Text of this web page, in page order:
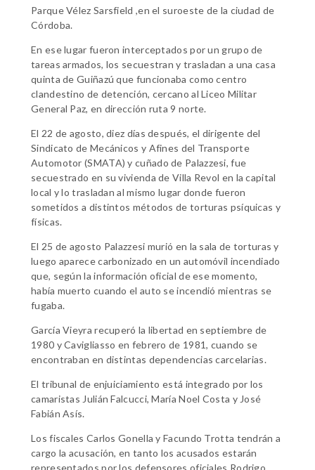
Parque Vélez Sarsfield ,en el suroeste de la ciudad de
Córdoba.
En ese lugar fueron interceptados por un grupo de
tareas armados, los secuestran y trasladan a una casa
quinta de Guiñazú que funcionaba como centro
clandestino de detención, cercano al Liceo Militar
General Paz, en dirección ruta 9 norte.
El 22 de agosto, diez días después, el dirigente del
Sindicato de Mecánicos y Afines del Transporte
Automotor (SMATA) y cuñado de Palazzesi, fue
secuestrado en su vivienda de Villa Revol en la capital
local y lo trasladan al mismo lugar donde fueron
sometidos a distintos métodos de torturas psíquicas y
físicas.
El 25 de agosto Palazzesi murió en la sala de torturas y
luego aparece carbonizado en un automóvil incendiado
que, según la información oficial de ese momento,
había muerto cuando el auto se incendió mientras se
fugaba.
García Vieyra recuperó la libertad en septiembre de
1980 y Cavigliasso en febrero de 1981, cuando se
encontraban en distintas dependencias carcelarias.
El tribunal de enjuiciamiento está integrado por los
camaristas Julián Falcucci, María Noel Costa y José
Fabián Asís.
Los fiscales Carlos Gonella y Facundo Trotta tendrán a
cargo la acusación, en tanto los acusados estarán
representados por los defensores oficiales Rodrigo